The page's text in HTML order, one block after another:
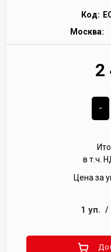
Код:
Москва:
2
-
в т.ч.
Цена за
1 уп. /